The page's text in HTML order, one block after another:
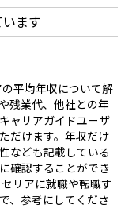
ます
の平均年収について解
残業代、他社との年
ャリアガイドユーザ
だけます。年収だけ
なども記載している
確認することができ
リアに就職や転職す
、参考にしてくださ